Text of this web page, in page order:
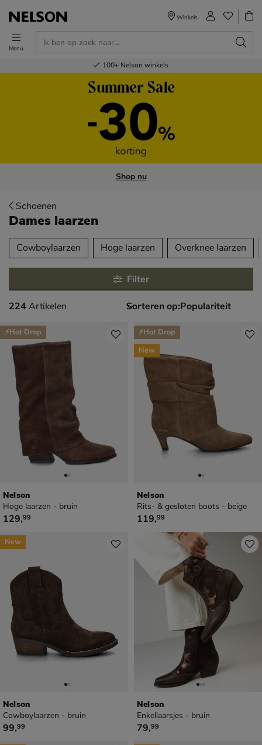
Menu
Winkels
Voor 23.00u besteld,volgende dag in huis
Gratisverzending en retour
Bestel nu,betaal later
100+ Nelson winkels
Shop nu
Schoenen
Dames laarzen
over
Cowboylaarzen Hoge laarzen Overknee laarzen
Filter
224 artikelen
224 Artikelen Sorteren op:
Nelson
Hoge laarzen - bruin
€ 129,99
129,99
⚡Hot Drop
Nelson
Rits- & gesloten boots - beige
€ 119,99
119,99
⚡Hot Drop
New
Nelson
Cowboylaarzen - bruin
€ 99,99
99,99
New
Nelson
Enkellaarsjes - bruin
€ 79,99
79,99